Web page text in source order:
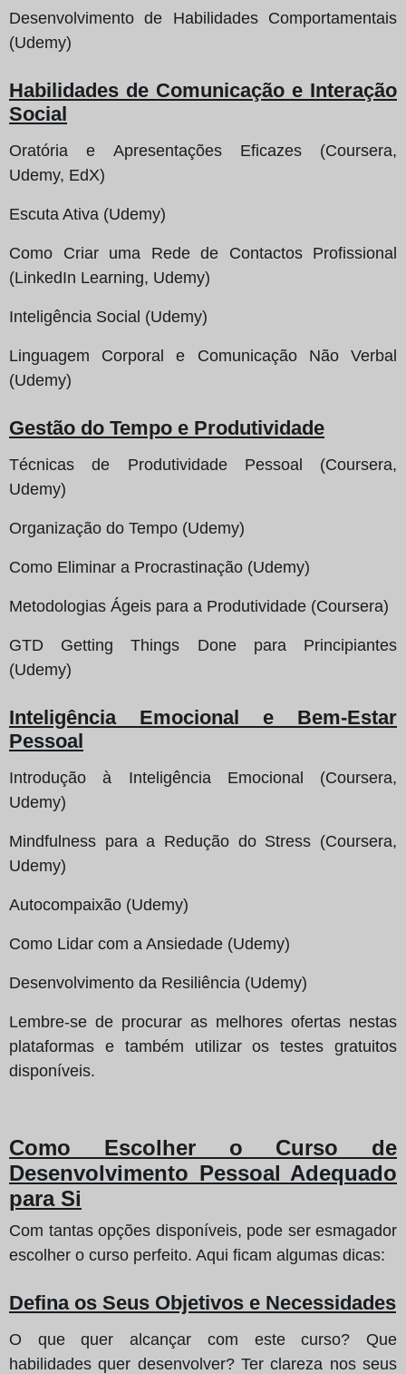
Desenvolvimento de Habilidades Comportamentais
(Udemy)
Habilidades de Comunicação e Interação
Social
Oratória e Apresentações Eficazes (Coursera,
Udemy, EdX)
Escuta Ativa (Udemy)
Como Criar uma Rede de Contactos Profissional
(LinkedIn Learning, Udemy)
Inteligência Social (Udemy)
Linguagem Corporal e Comunicação Não Verbal
(Udemy)
Gestão do Tempo e Produtividade
Técnicas de Produtividade Pessoal (Coursera,
Udemy)
Organização do Tempo (Udemy)
Como Eliminar a Procrastinação (Udemy)
Metodologias Ágeis para a Produtividade (Coursera)
GTD Getting Things Done para Principiantes
(Udemy)
Inteligência Emocional e Bem-Estar
Pessoal
Introdução à Inteligência Emocional (Coursera,
Udemy)
Mindfulness para a Redução do Stress (Coursera,
Udemy)
Autocompaixão (Udemy)
Como Lidar com a Ansiedade (Udemy)
Desenvolvimento da Resiliência (Udemy)
Lembre-se de procurar as melhores ofertas nestas
plataformas e também utilizar os testes gratuitos
disponíveis.
Como Escolher o Curso de
Desenvolvimento Pessoal Adequado
para Si
Com tantas opções disponíveis, pode ser esmagador
escolher o curso perfeito. Aqui ficam algumas dicas:
Defina os Seus Objetivos e Necessidades
O que quer alcançar com este curso? Que
habilidades quer desenvolver? Ter clareza nos seus